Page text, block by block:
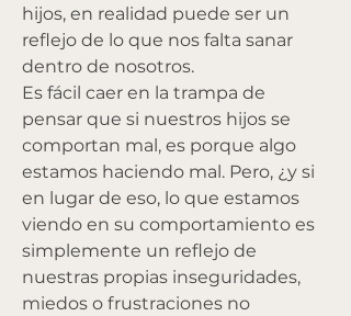
hijos, en realidad puede ser un
reflejo de lo que nos falta sanar
dentro de nosotros.
Es fácil caer en la trampa de
pensar que si nuestros hijos se
comportan mal, es porque algo
estamos haciendo mal. Pero, ¿y si
en lugar de eso, lo que estamos
viendo en su comportamiento es
simplemente un reflejo de
nuestras propias inseguridades,
miedos o frustraciones no